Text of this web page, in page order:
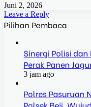
Juni 2, 2026
Leave a Reply
Pilihan Pembaca
Sinergi Polisi
Perak Panen
3 jam ago
Polres Pasuruan
Polsek Beji,